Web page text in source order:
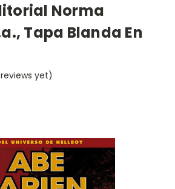
Norma
Tapa Blanda En
yet)